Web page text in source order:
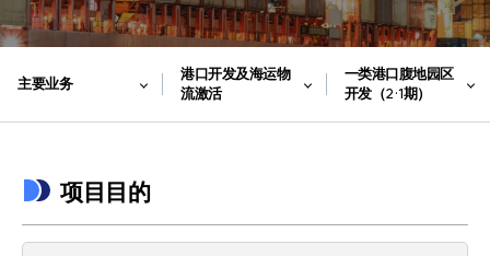
主要业务
港口开发及海运物
流激活
一类港口腹地园区
开发（2·1期）
项目目的